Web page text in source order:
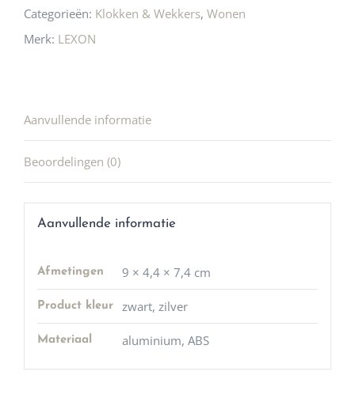
Categorieën: Klokken & Wekkers, Wonen
Merk: LEXON
Aanvullende informatie
Beoordelingen (0)
Aanvullende informatie
Afmetingen 9 × 4,4 × 7,4 cm
Product kleur zwart, zilver
Materiaal aluminium, ABS